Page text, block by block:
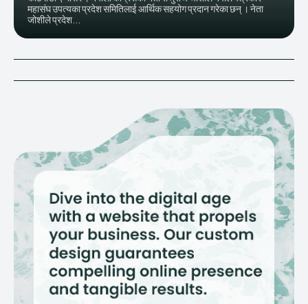
महासंघ उपत्यका प्रदेश समितिलाई आर्थिक सहयोग प्रदान गरेका छन् । नेता
जोशीले प्रदेश...